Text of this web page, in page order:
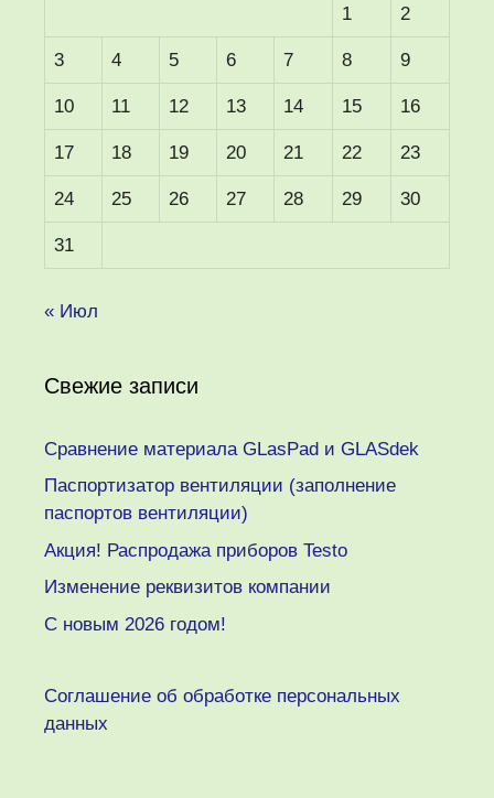
1 2
3 4 5 6 7 8 9
10 11 12 13 14 15 16
17 18 19 20 21 22 23
24 25 26 27 28 29 30
31
« Июл
Свежие записи
Сравнение материала GLasPad и GLASdek
Паспортизатор вентиляции (заполнение
паспортов вентиляции)
Акция! Распродажа приборов Testo
Изменение реквизитов компании
C новым 2026 годом!
Соглашение об обработке персональных
данных